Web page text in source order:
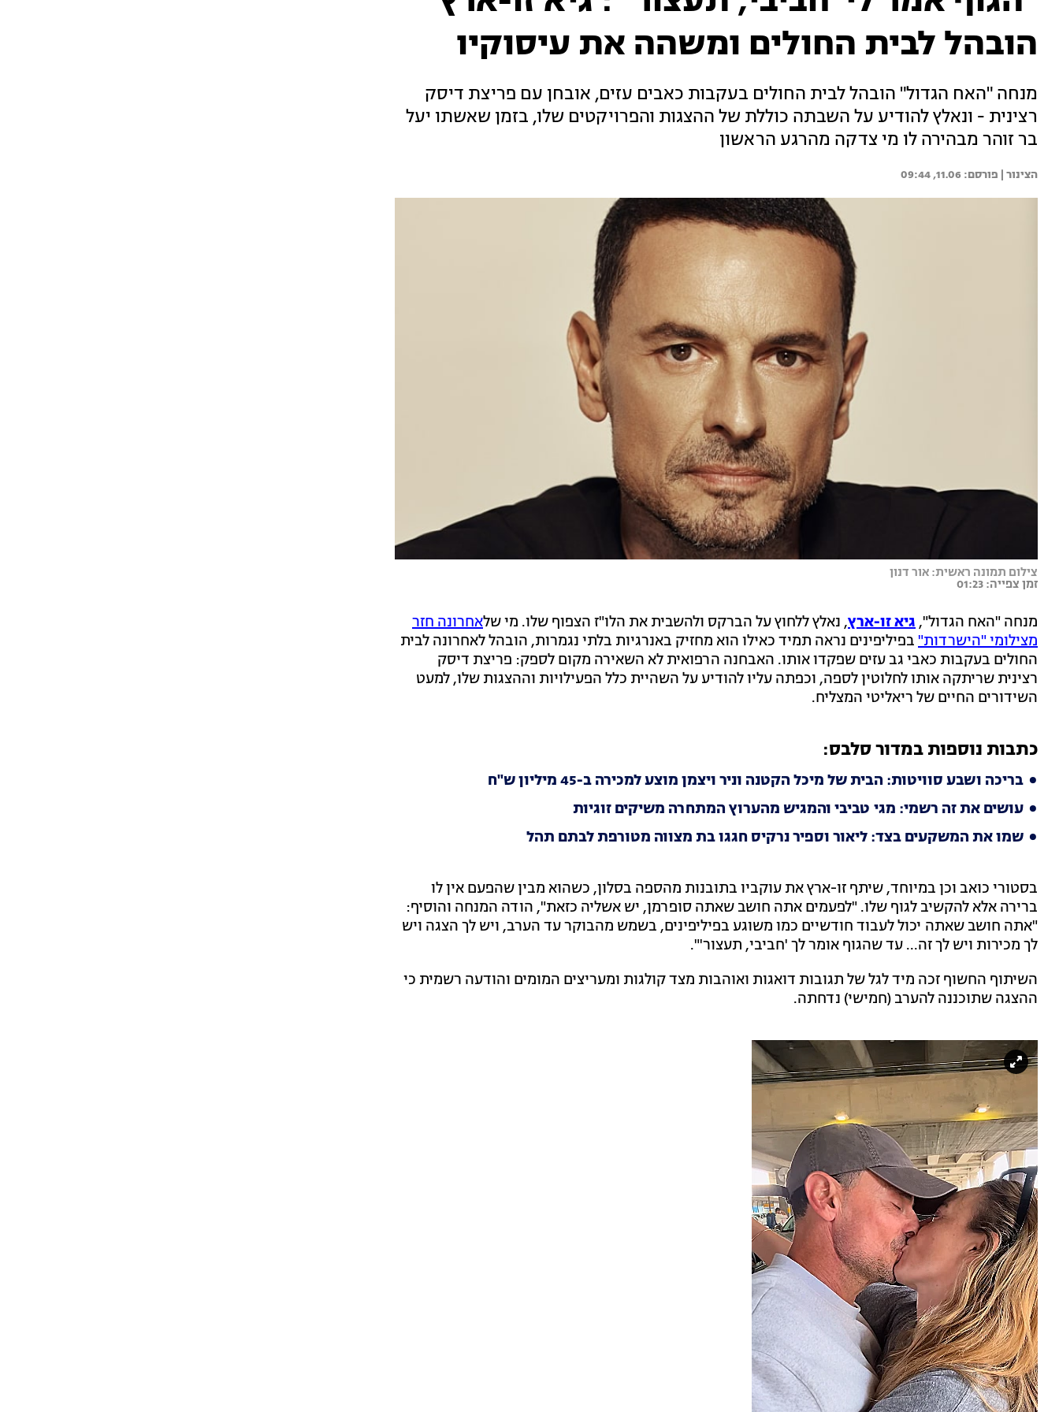
הובהל לבית החולים ומשהה את עיסוקיו
מנחה "האח הגדול" הובהל לבית החולים בעקבות כאבים עזים, אובחן עם פריצת דיסק
רצינית - ונאלץ להודיע על השבתה כוללת של ההצגות והפרויקטים שלו, בזמן שאשתו יעל
בר זוהר מבהירה לו מי צדקה מהרגע הראשון
הצינור | 11.06, 09:44
צילום תמונה ראשית: אור דנון
זמן צפייה: 01:23
מנחה "האח הגדול",גיא זו-ארץ, נאלץ ללחוץ על הברקס ולהשבית את הלו"ז הצפוף שלו. מי שלאחרונה חזר
מצילומי "הישרדות" בפיליפינים נראה תמיד כאילו הוא מחזיק באנרגיות בלתי נגמרות, הובהל לאחרונה לבית
החולים בעקבות כאבי גב עזים שפקדו אותו. האבחנה הרפואית לא השאירה מקום לספק: פריצת דיסק
רצינית שריתקה אותו לחלוטין לספה, וכפתה עליו להודיע על השהיית כלל הפעילויות וההצגות שלו, למעט
השידורים החיים של ריאליטי המצליח.
כתבות נוספות במדור סלבס:
בריכה ושבע סוויטות: הבית של מיכל הקטנה וניר ויצמן מוצע למכירה ב-45 מיליון ש"ח
עושים את זה רשמי: מגי טביבי והמגיש מהערוץ המתחרה משיקים זוגיות
שמו את המשקעים בצד: ליאור וספיר נרקיס חגגו בת מצווה מטורפת לבתם תהל
בסטורי כואב וכן במיוחד, שיתף זו-ארץ את עוקביו בתובנות מהספה בסלון, כשהוא מבין שהפעם אין לו
ברירה אלא להקשיב לגוף שלו. "לפעמים אתה חושב שאתה סופרמן, יש אשליה כזאת", הודה המנחה והוסיף:
"אתה חושב שאתה יכול לעבוד חודשיים כמו משוגע בפיליפינים, בשמש מהבוקר עד הערב, ויש לך הצגה ויש
לך מכירות ויש לך זה... עד שהגוף אומר לך 'חביבי, תעצור'".
השיתוף החשוף זכה מיד לגל של תגובות דואגות ואוהבות מצד קולגות ומעריצים המומים והודעה רשמית כי
ההצגה שתוכננה להערב (חמישי) נדחתה.